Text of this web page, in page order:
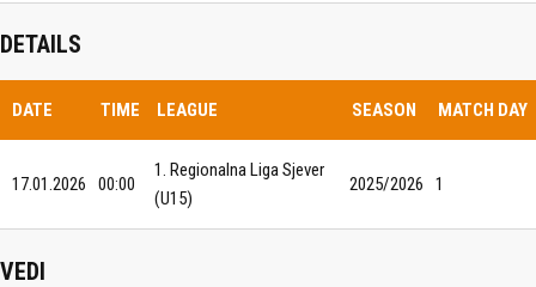
DETAILS
DATE TIME LEAGUE SEASON MATCH DAY
17.01.2026 00:00
1. Regionalna Liga Sjever
(U15)
2025/2026 1
VEDI